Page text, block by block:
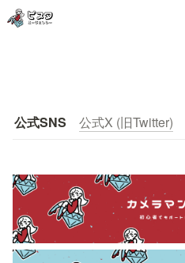
公式SNS 公式X (旧Twitter)